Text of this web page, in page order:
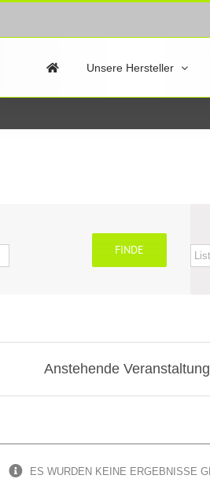
Unsere Hersteller
Anstehende
ES WURDEN KEINE ERGEBNISSE